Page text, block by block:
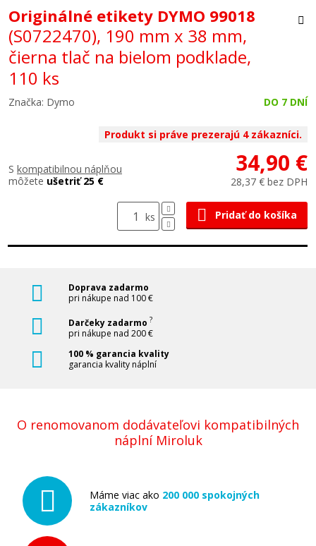
Originálné etikety DYMO 99018
(S0722470), 190 mm x 38 mm,
čierna tlač na bielom podklade,
110 ks
Značka: Dymo DO 7 DNÍ
Produkt si práve prezerajú 4 zákazníci.
S kompatibilnou náplňou
môžete ušetriť 25 €
34,90 €
28,37 € bez DPH
ks Pridať do košíka
Doprava zadarmo
pri nákupe nad 100 €
Darčeky zadarmo ?
pri nákupe nad 200 €
100 % garancia kvality
garancia kvality náplní
O renomovanom dodávateľovi kompatibilných
náplní Miroluk
Máme viac ako 200 000 spokojných
zákazníkov